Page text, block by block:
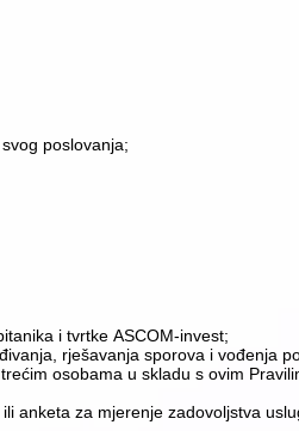
poslovanja;
i tvrtke ASCOM-invest;
rješavanja sporova i vođenja
osobama u skladu s ovim
anketa za mjerenje zadovoljstva